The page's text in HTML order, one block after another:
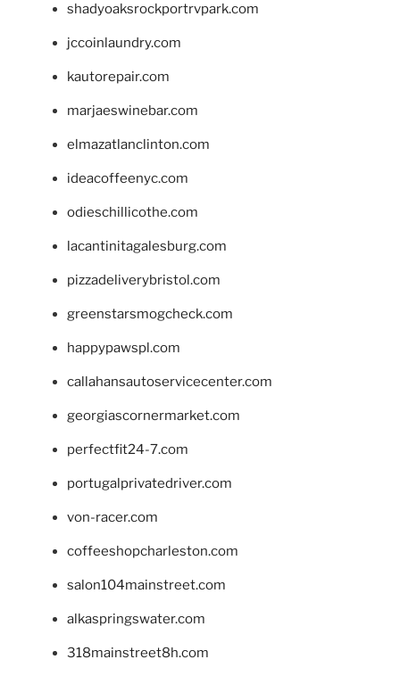
shadyoaksrockportrvpark.com
jccoinlaundry.com
kautorepair.com
marjaeswinebar.com
elmazatlanclinton.com
ideacoffeenyc.com
odieschillicothe.com
lacantinitagalesburg.com
pizzadeliverybristol.com
greenstarsmogcheck.com
happypawspl.com
callahansautoservicecenter.com
georgiascornermarket.com
perfectfit24-7.com
portugalprivatedriver.com
von-racer.com
coffeeshopcharleston.com
salon104mainstreet.com
alkaspringswater.com
318mainstreet8h.com